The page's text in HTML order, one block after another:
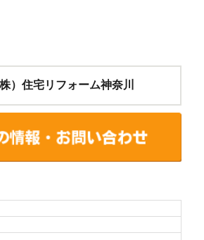
株）住宅リフォーム神奈川